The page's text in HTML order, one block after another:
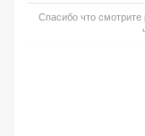
Спасибо что смотрите